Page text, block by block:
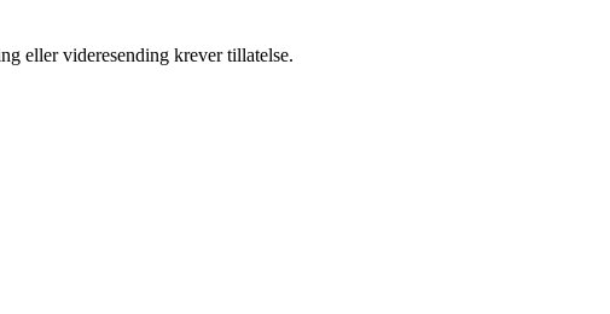
eller videresending krever tillatelse.